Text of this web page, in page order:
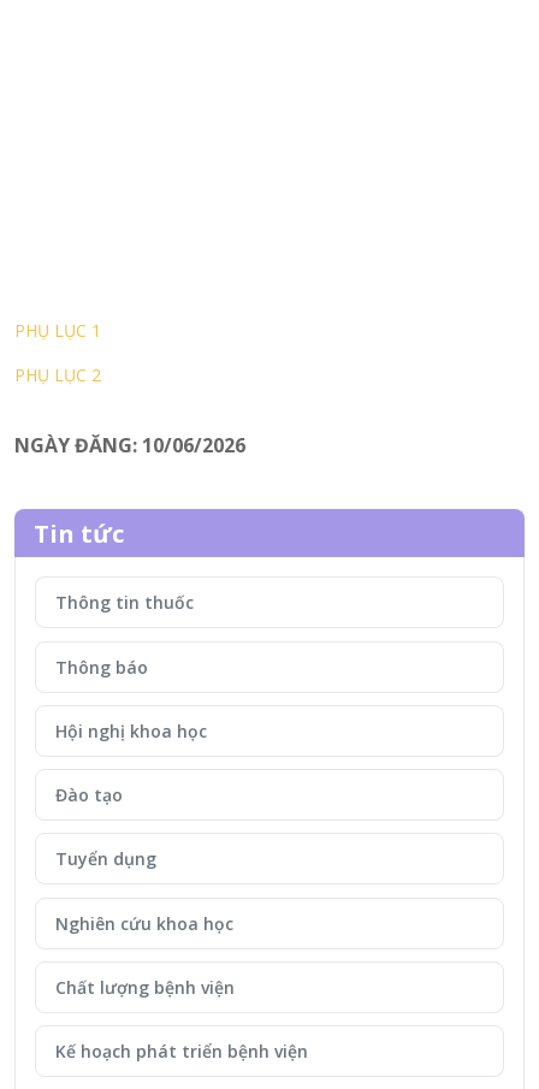
PHỤ LỤC 1
PHỤ LỤC 2
NGÀY ĐĂNG: 10/06/2026
Tin tức
Thông tin thuốc
Thông báo
Hội nghị khoa học
Đào tạo
Tuyển dụng
Nghiên cứu khoa học
Chất lượng bệnh viện
Kế hoạch phát triển bệnh viện